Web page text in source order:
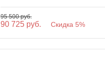
95 500 руб.
90 725 руб. Скидка 5%